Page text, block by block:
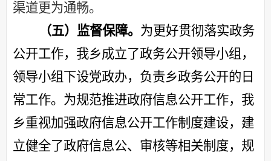
渠道更为通畅。
（五） 监督保障。 为更好贯彻落实政务
公开工作，我乡成立了政务公开领导小组，
领导小组下设党政办，负责乡政务公开的日
常工作。为规范推进政府信息公开工作，我
乡重视加强政府信息公开工作制度建设，建
立健全了政府信息公、审核等相关制度，规